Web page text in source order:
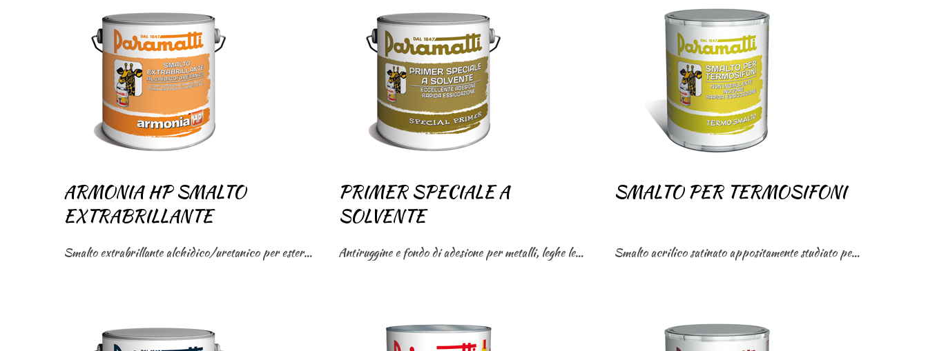
ARMONIA HP SMALTO
EXTRABRILLANTE
Smalto extrabrillante alchidico/uretanico per esterni ed interni
PRIMER SPECIALE A
SOLVENTE
Antiruggine e fondo di adesione per metalli, leghe leggere, acciaio zincato, rame, ottone, ghisa, alluminio,
SMALTO PER TERMOSIFONI
Smalto acrilico satinato appositamente studiato per l’applicazione su termosifoni e pannelli radianti in alluminio,